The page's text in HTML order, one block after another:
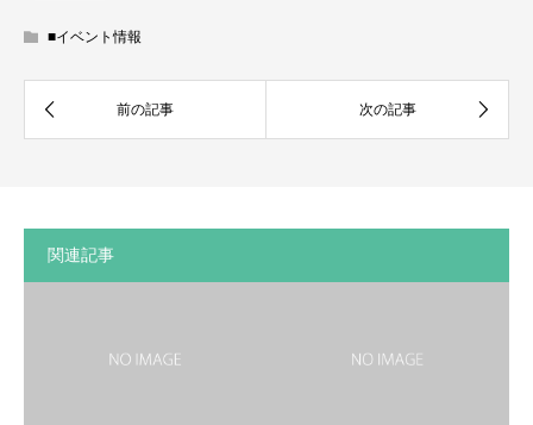
■イベント情報
関連記事